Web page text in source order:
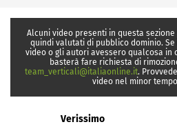
Alcuni video presenti in questa
quindi valutati di pubblico dominio.
video o gli autori avessero qualcosa
basterà fare richiesta di
team_verticali@italiaonline.it.
video nel minor
Verissimo